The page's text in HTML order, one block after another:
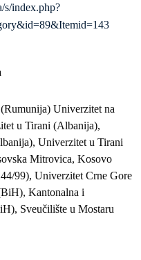
s/index.php?
Univerzitet na
u Tirani (Albanija),
Univerzitet u Tirani
Mitrovica, Kosovo
99), Univerzitet Crne Gore
Kantonalna i
Sveučilište u Mostaru